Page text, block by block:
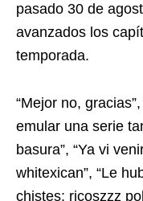
pasado 30 de
avanzados los
temporada.
“Mejor no,
emular una serie
basura”, “Ya vi
whitexican”, “Le
chistes: ricoszzz